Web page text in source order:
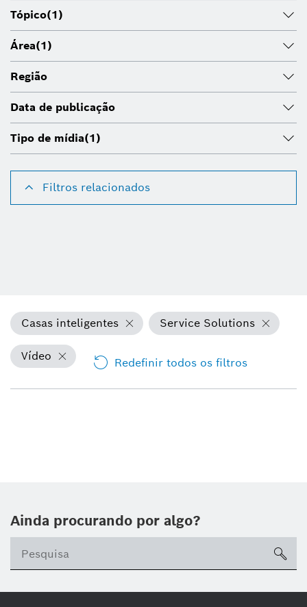
Tópico(1)
Área(1)
Região
Data de publicação
Tipo de mídia(1)
Filtros relacionados
Casas inteligentes Service Solutions
Vídeo Redefinir todos os filtros
Ainda procurando por algo?